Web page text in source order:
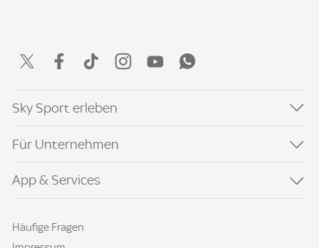
Sky Sport erleben
Für Unternehmen
App & Services
Häufige Fragen